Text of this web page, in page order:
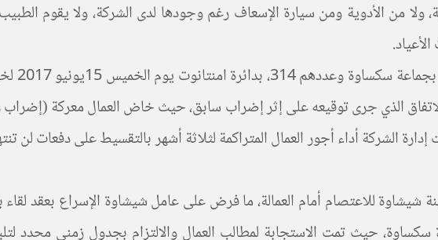
ولا من الأدوية ومن سيارة الإسعاف رغم وجودها لدى الشركة، ولا يقوم
كل
الذي جرى توقيعه على إثر إضراب سابق، حيث خاض العمال معركة
الشركة أداء أجور العمال المتراكمة لثلاثة أشهر بالتقسيط على دفعات لن
للاعتصام أمام العمالة، ما فرض على عامل شيشاوة الإسراع بعقد
حيث تمت الاستجابة لمطالب العمال والالتزام بجدول زمني محدد